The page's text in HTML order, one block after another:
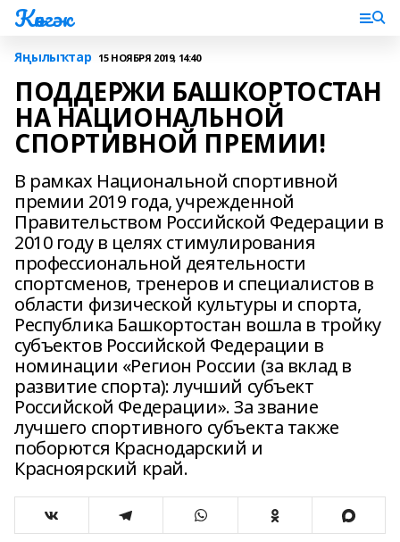
Көнгәк
Яңылыҡтар 15 НОЯБРЯ 2019, 14:40
ПОДДЕРЖИ БАШКОРТОСТАН
НА НАЦИОНАЛЬНОЙ
СПОРТИВНОЙ ПРЕМИИ!
В рамках Национальной спортивной
премии 2019 года, учрежденной
Правительством Российской Федерации в
2010 году в целях стимулирования
профессиональной деятельности
спортсменов, тренеров и специалистов в
области физической культуры и спорта,
Республика Башкортостан вошла в тройку
субъектов Российской Федерации в
номинации «Регион России (за вклад в
развитие спорта): лучший субъект
Российской Федерации». За звание
лучшего спортивного субъекта также
поборются Краснодарский и
Красноярский край.